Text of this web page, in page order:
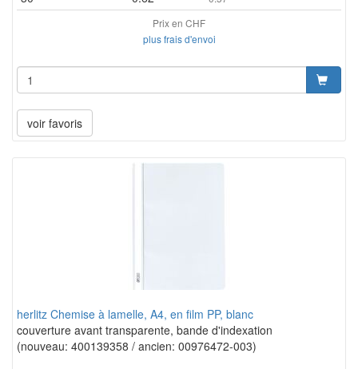
Prix en CHF
plus frais d'envoi
voir favoris
herlitz Chemise à lamelle, A4, en film PP, blanc
couverture avant transparente, bande d'indexation
(nouveau: 400139358 / ancien: 00976472-003)